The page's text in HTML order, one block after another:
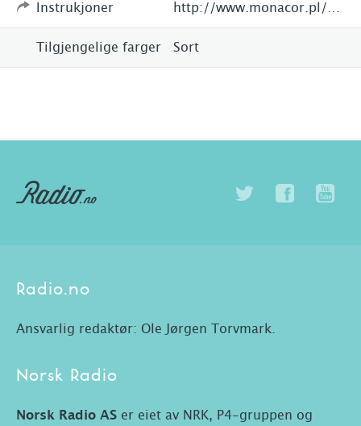
Instrukjoner
Tilgjengelige farger Sort
Radio.no
Ansvarlig redaktør: Ole Jørgen Torvmark.
Norsk Radio
Norsk Radio AS er eiet av NRK, P4-gruppen og